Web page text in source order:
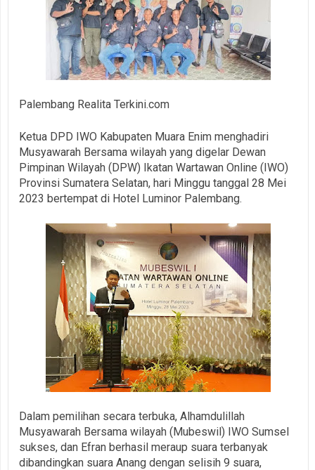
Palembang Realita Terkini.com
Ketua DPD IWO Kabupaten Muara Enim menghadiri
Musyawarah Bersama wilayah yang digelar Dewan
Pimpinan Wilayah (DPW) Ikatan Wartawan Online (IWO)
Provinsi Sumatera Selatan, hari Minggu tanggal 28 Mei
2023 bertempat di Hotel Luminor Palembang.
Dalam pemilihan secara terbuka, Alhamdulillah
Musyawarah Bersama wilayah (Mubeswil) IWO Sumsel
sukses, dan Efran berhasil meraup suara terbanyak
dibandingkan suara Anang dengan selisih 9 suara,